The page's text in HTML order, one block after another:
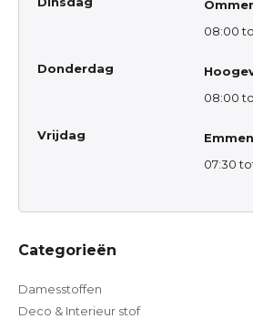
08:00
Donderdag
08:00
Vrijdag
Emmen
07:30
Categorieën
Damesstoffen
Deco & Interieur stof